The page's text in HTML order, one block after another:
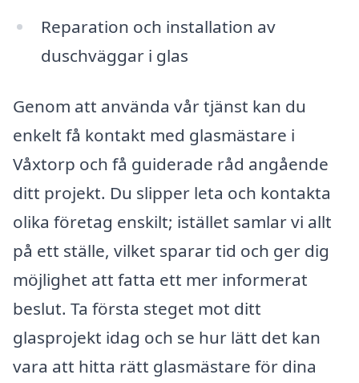
Reparation och installation av
duschväggar i glas
Genom att använda vår tjänst kan du
enkelt få kontakt med glasmästare i
Våxtorp och få guiderade råd angående
ditt projekt. Du slipper leta och kontakta
olika företag enskilt; istället samlar vi allt
på ett ställe, vilket sparar tid och ger dig
möjlighet att fatta ett mer informerat
beslut. Ta första steget mot ditt
glasprojekt idag och se hur lätt det kan
vara att hitta rätt glasmästare för dina